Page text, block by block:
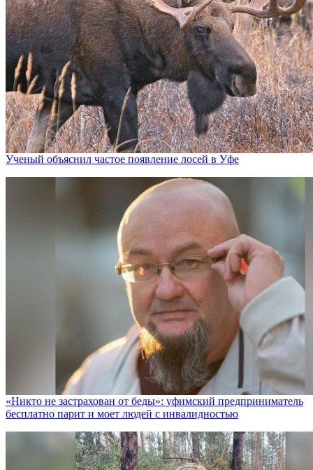
Ученый объяснил частое появление лосей в Уфе
«Никто не заcтрахован от беды»: уфимский предприниматель
бесплатно парит и моет людей с инвалидностью